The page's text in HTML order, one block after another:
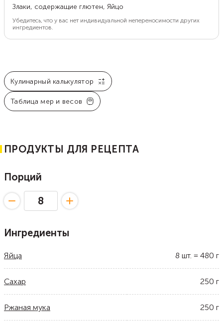
Злаки, содержащие глютен, Яйцо
Убедитесь, что у вас нет индивидуальной непереносимости других
ингредиентов.
Кулинарный калькулятор
Таблица мер и весов
ПРОДУКТЫ ДЛЯ РЕЦЕПТА
Порций
Ингредиенты
Яйца 8 шт. = 480 г
Сахар 250 г
Ржаная мука 250 г